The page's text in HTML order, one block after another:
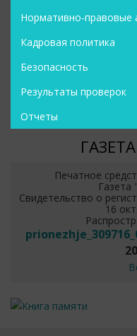
Нормативно-правовые
Кадровая политика
Безопасность
Результаты проверок
Отчеты
Печатное
Свидетельство о
16